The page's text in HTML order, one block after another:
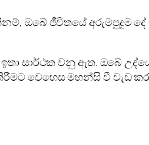
ඔබේ ජීවිතයේ අරුමපුදුම
සාර්ථක වනු ඇත. ඔබේ
වෙහෙස මහන්සි වී වැඩ